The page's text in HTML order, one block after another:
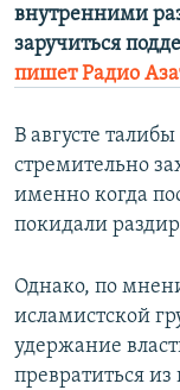
внутренними
заручиться
пишет Радио
В августе
стремительно
именно когда
покидали
Однако, по
исламистской
удержание
превратиться из